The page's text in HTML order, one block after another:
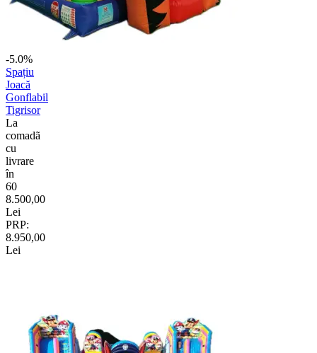
-5.0%
Spațiu
Joacă
Gonflabil
Tigrisor
La
comadã
cu
livrare
în
60
8.500,00
Lei
PRP:
8.950,00
Lei